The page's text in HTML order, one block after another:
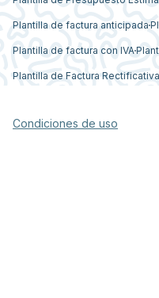
Plantilla de factura anticipada
Plantilla de factura con IVA
Plantilla de Factura Rectificativa
Condiciones de uso